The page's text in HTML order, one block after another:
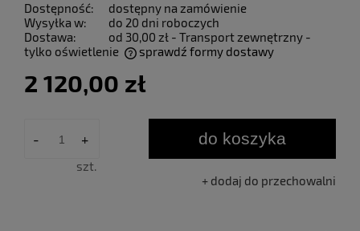
Dostępność:
dostępny na zamówienie
Wysyłka w:
do 20 dni roboczych
Dostawa:
od 30,00 zł - Transport zewnętrzny -
tylko oświetlenie
sprawdź formy dostawy
2 120,00 zł
- +
szt.
do koszyka
dodaj do przechowalni